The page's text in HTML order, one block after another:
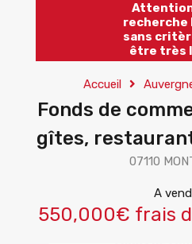
recherche
sans
être très
Accueil
Fonds de
gîtes,
07110
A
550,000€ frais